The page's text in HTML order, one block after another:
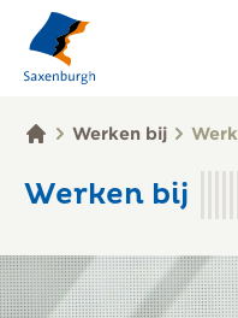
Werken bij
Werken bij